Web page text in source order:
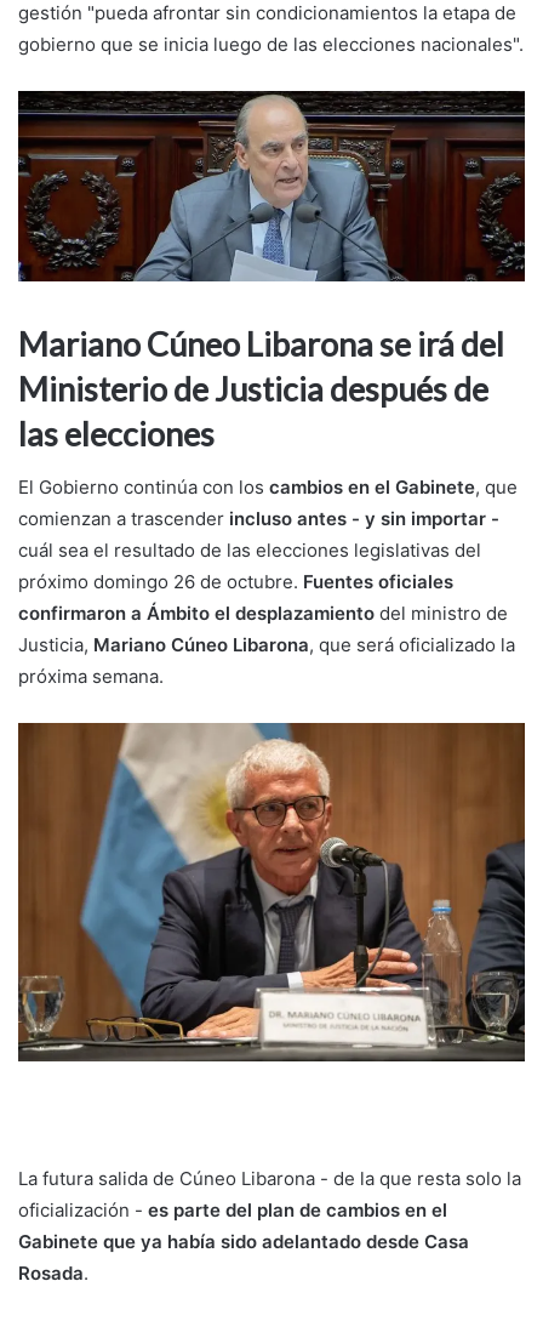
gestión "pueda afrontar sin condicionamientos la etapa de
gobierno que se inicia luego de las elecciones nacionales".
Mariano Cúneo Libarona se irá del
Ministerio de Justicia después de
las elecciones
El Gobierno continúa con los cambios en el Gabinete, que
comienzan a trascender incluso antes - y sin importar -
cuál sea el resultado de las elecciones legislativas del
próximo domingo 26 de octubre. Fuentes oficiales
confirmaron a Ámbito el desplazamiento del ministro de
Justicia, Mariano Cúneo Libarona, que será oficializado la
próxima semana.
La futura salida de Cúneo Libarona - de la que resta solo la
oficialización - es parte del plan de cambios en el
Gabinete que ya había sido adelantado desde Casa
Rosada.